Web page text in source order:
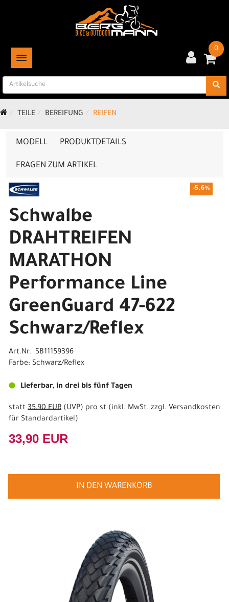
TOGGLE NAVIGATION
0
TEILE BEREIFUNG REIFEN
MODELL PRODUKTDETAILS
FRAGEN ZUM ARTIKEL
-5.6%
Schwalbe
DRAHTREIFEN
MARATHON
Performance Line
GreenGuard 47-622
Schwarz/Reflex
Art.Nr. SB11159396
Farbe: Schwarz/Reflex
Lieferbar, in drei bis fünf Tagen
statt 35,90 EUR (UVP) pro st (inkl. MwSt. zzgl. Versandkosten
für Standardartikel)
33,90 EUR
IN DEN WARENKORB